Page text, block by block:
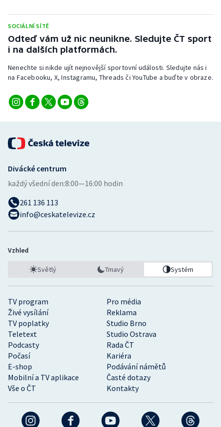
SOCIÁLNÍ SÍTĚ
Odteď vám už nic neunikne. Sledujte ČT sport
i na dalších platformách.
Nenechte si nikde ujít nejnovější sportovní události. Sledujte nás i
na Facebooku, X, Instagramu, Threads či YouTube a buďte v obraze.
TV program
Pro média
Živé vysílání
Reklama
TV poplatky
Studio Brno
Teletext
Studio Ostrava
Podcasty
Rada ČT
Počasí
Kariéra
E-shop
Podávání námětů
Mobilní a TV aplikace
Časté dotazy
Vše o ČT
Kontakty
Divácké centrum
každý všední den:8:00—16:00 hodin
261 136 113
info@ceskatelevize.cz
Vzhled
Světlý Tmavý Systém